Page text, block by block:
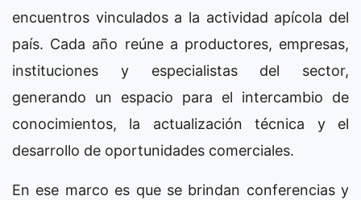
encuentros vinculados a la actividad apícola del
país. Cada año reúne a productores, empresas,
instituciones y especialistas del sector,
generando un espacio para el intercambio de
conocimientos, la actualización técnica y el
desarrollo de oportunidades comerciales.
En ese marco es que se brindan conferencias y